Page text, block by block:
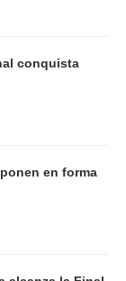
conquista
en forma